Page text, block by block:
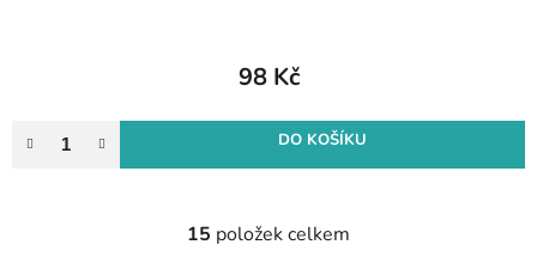
98 Kč
DO KOŠÍKU
O
15 položek celkem